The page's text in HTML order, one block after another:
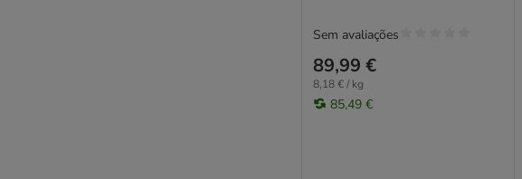
89,99 €
8,18 € / kg
85,49 €
Sem avaliações